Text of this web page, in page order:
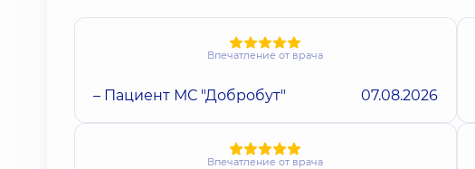
Впечатление от врача
– Пациент МС "Добробут" 07.08.2026
Впечатление от врача